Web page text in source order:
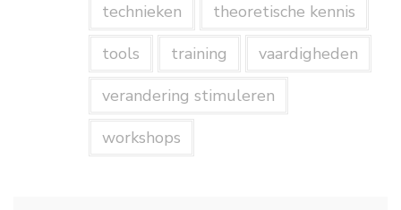
technieken
theoretische kennis
tools
training
vaardigheden
verandering stimuleren
workshops